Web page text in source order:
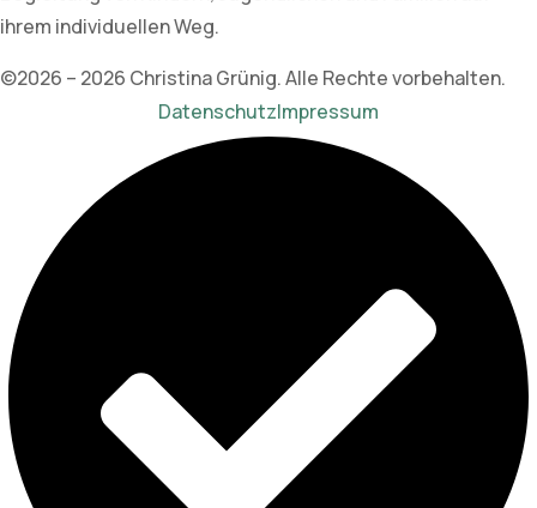
ihrem individuellen Weg.
©2026 – 2026 Christina Grünig. Alle Rechte vorbehalten.
DatenschutzImpressum